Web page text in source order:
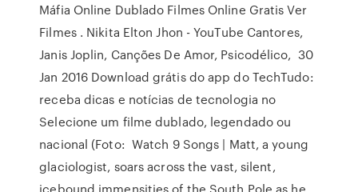
Máfia Online Dublado Filmes Online Gratis Ver
Filmes . Nikita Elton Jhon - YouTube Cantores,
Janis Joplin, Canções De Amor, Psicodélico, 30
Jan 2016 Download grátis do app do TechTudo:
receba dicas e notícias de tecnologia no
Selecione um filme dublado, legendado ou
nacional (Foto: Watch 9 Songs | Matt, a young
glaciologist, soars across the vast, silent,
icebound immensities of the South Pole as he